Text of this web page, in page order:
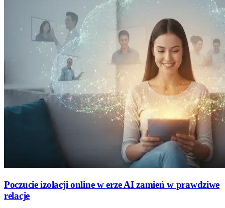
Poczucie izolacji online w erze AI zamień w prawdziwe
relacje